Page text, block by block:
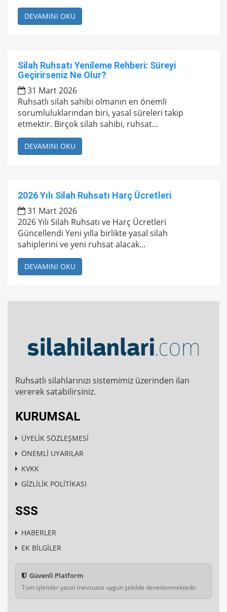
DEVAMINI OKU
Silah Ruhsatı Yenileme Rehberi: Süreyi
Geçirirseniz Ne Olur?
31 Mart 2026
Ruhsatlı silah sahibi olmanın en önemli
sorumluluklarından biri, yasal süreleri takip
etmektir. Birçok silah sahibi, ruhsat...
DEVAMINI OKU
2026 Yılı Silah Ruhsatı Harç Ücretleri
31 Mart 2026
2026 Yılı Silah Ruhsatı ve Harç Ücretleri
Güncellendi Yeni yılla birlikte yasal silah
sahiplerini ve yeni ruhsat alacak...
DEVAMINI OKU
Ruhsatlı silahlarınızı sistemimiz üzerinden ilan
vererek satabilirsiniz.
KURUMSAL
ÜYELİK SÖZLEŞMESİ
ÖNEMLİ UYARILAR
KVKK
GİZLİLİK POLİTİKASI
SSS
HABERLER
EK BİLGİLER
Güvenli Platform
Tüm işlemler yasal mevzuata uygun şekilde denetlenmektedir.